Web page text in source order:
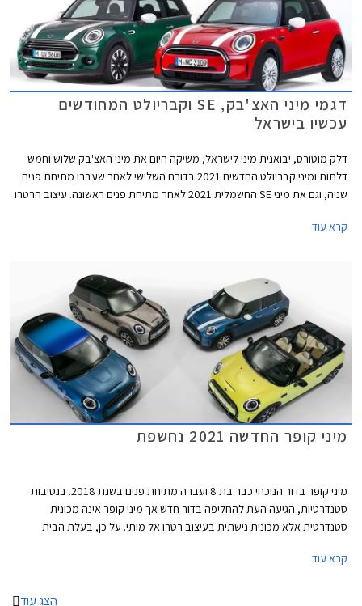
דגמי מיני האצ'בק, SE וקבריולט המחודשים
עכשיו בישראל
דלק מוטורס, יבואנית מיני לישראל, משיקה היום את מיני האצ'בק שלוש וחמש
דלתות ומיני קבריולט החדשים 2021 בדורם השלישי לאחר שעברו מתיחת פנים
שניה, וגם את מיני SE החשמלית 2021 לאחר מתיחת פנים ראשונה. עיצוב הרטרו
"חשמלי" ואטום עם מסגרת בגוון שחור מבריק. הפגוש הקדמי כולל כעת כונסי
פנס ערפל מרכזי. פנסי LED אחוריים עם גרפיקת דגל בריטניה - Union Lack
אינץ' חדשים, וצבעי מרכב חדשים לרבות צביעה רב גונית לגג המשלבת שני
צבעים.
קרא עוד
מיני קופר החדשה 2021 נחשפת
מיני קופר בדור הנוכחי כבר בת 8 ועברה מתיחת פנים בשנת 2018. בנסיבות
סטנדרטיות, הגיעה העת להחליפה בדור חדש אך מיני קופר אינה מכונית
סטנדרטית אלא מכונית נישתית בעיצוב רטרו אל מותי. על כן, בעלת הבית
אשר ישאירו אותה עדכנית בקו החזית לשנים הקרובות.
קרא עוד
הצג עוד